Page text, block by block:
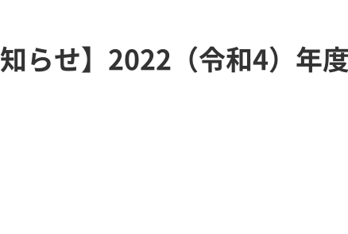
知らせ】2022（令和4）年